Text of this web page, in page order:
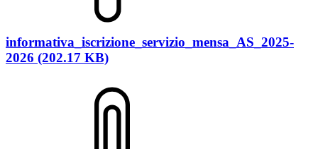
informativa_iscrizione_servizio_mensa_AS_2025-
2026 (202.17 KB)